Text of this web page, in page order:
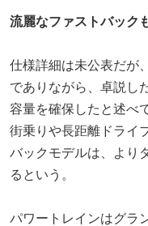
流麗なファストバック
仕様詳細は未公表だが
でありながら、卓説し
容量を確保したと述べ
街乗りや長距離ドライ
バックモデルは、より
るという。
パワートレインはグラ